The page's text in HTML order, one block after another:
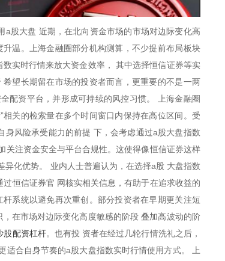
股大盘 近期，在北向资金市场的市场对边际变化高
温。上海金融圈部分机构测算，不少提前布局板块
实时行情来放大资金效率， 其中选择恒信证券等实
望长期留在市场的投资者而言，更重要的不是一两
配资平台，并形成可持续的风控习惯。 上海金融圈
关的检索量在多个时间窗口内保持在高位区间。受
风险承受能力的前提 下，会考虑通过a股大盘指数
关注资金安全与平台合规性。这使得像恒信证券这样
化优势。 业内人士普遍认为，在选择a股 大盘指数
恒信证券官 网核实相关信息，有助于在追求收益的
系统以避免再次重创。部分投资者在早期更关注短
在市场对边际变化高度敏感的阶段 叠加高波动的阶
股配资杠杆。也有投 资者在经过几轮行情洗礼之后，
适合自身节奏的a股大盘指数实时行情使用方式。 上